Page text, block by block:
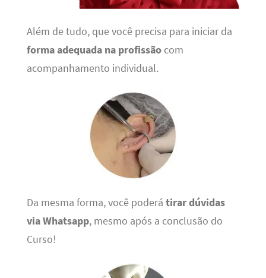
Além de tudo, que você precisa para iniciar da
forma adequada na profissãocom
acompanhamento individual.
Da mesma forma, você poderá tirar dúvidas
via Whatsapp, mesmo após a conclusão do
Curso!